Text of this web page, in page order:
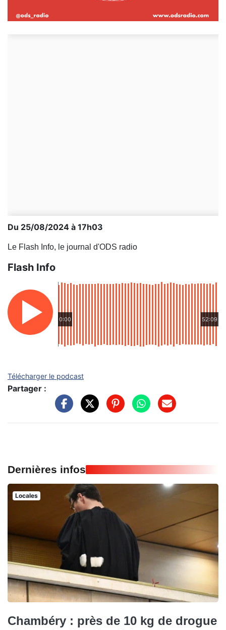
Du 25/08/2024 à 17h03
Le Flash Info, le journal d'ODS radio
Flash Info
0:00 52:09
Télécharger le podcast
Partager :
Dernières infos
Locales
Chambéry : près de 10 kg de drogue